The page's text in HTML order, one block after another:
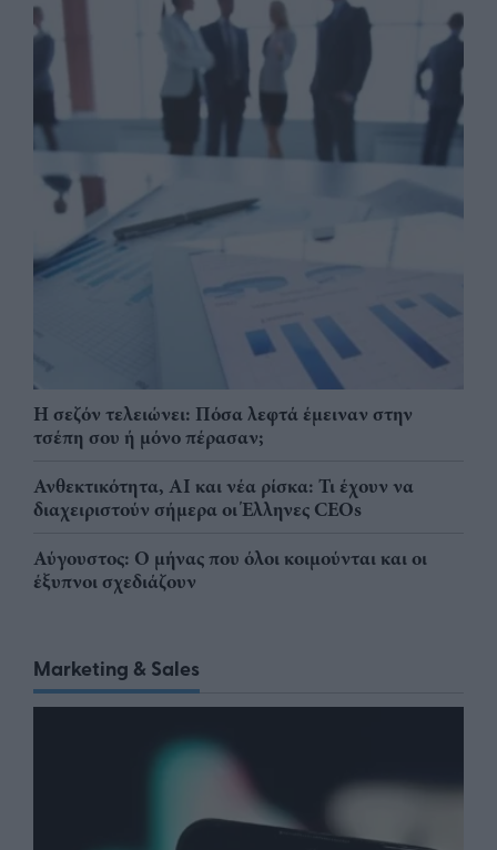
Η σεζόν τελειώνει: Πόσα λεφτά έμειναν στην
τσέπη σου ή μόνο πέρασαν;
Ανθεκτικότητα, AI και νέα ρίσκα: Τι έχουν να
διαχειριστούν σήμερα οι Έλληνες CEOs
Αύγουστος: Ο μήνας που όλοι κοιμούνται και οι
έξυπνοι σχεδιάζουν
Marketing & Sales